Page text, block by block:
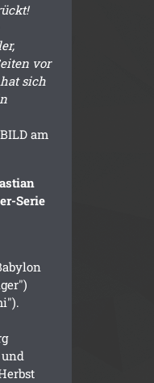
vor
sich
am
Serie